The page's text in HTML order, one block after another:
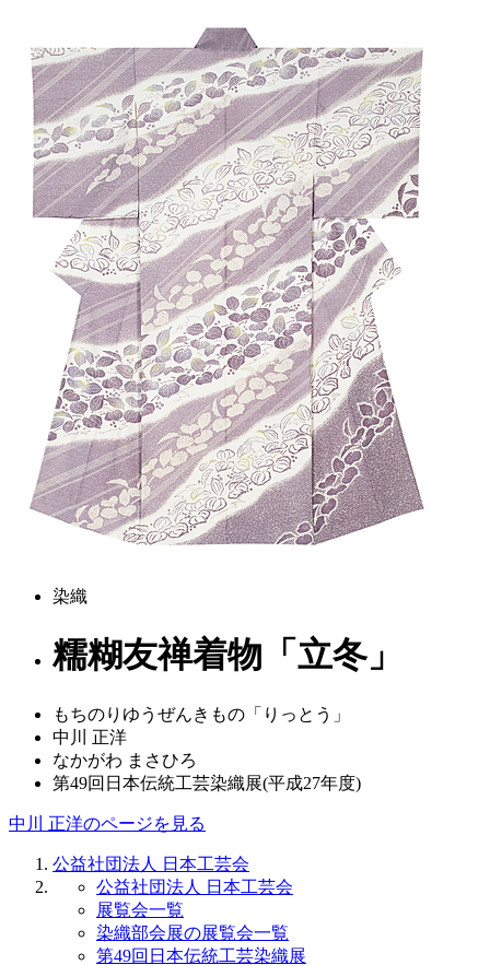
染織
糯糊友禅着物「立冬」
もちのりゆうぜんきもの「りっとう」
中川 正洋
なかがわ まさひろ
第49回日本伝統工芸染織展(平成27年度)
中川 正洋のページを見る
公益社団法人 日本工芸会
公益社団法人 日本工芸会
展覧会一覧
染織部会展の展覧会一覧
第49回日本伝統工芸染織展